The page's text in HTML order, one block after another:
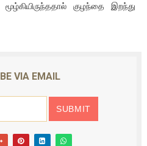
குழந்தை இறந்து
VIA EMAIL